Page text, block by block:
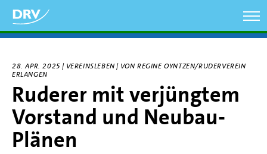
zum
Inhalt
28. APR. 2025 | VEREINSLEBEN | VON REGINE OYNTZEN/RUDERVEREIN
ERLANGEN
Ruderer mit verjüngtem
Vorstand und Neubau-
Plänen